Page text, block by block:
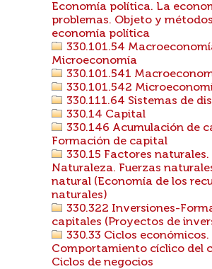
Economía política. La
problemas. Objeto y
economía política
330.101.54
Microeconomía
330.101.541
330.101.542
330.111.64 Sistemas de
330.14 Capital
330.146 Acumulación de
Formación de capital
330.15 Factores naturales.
Naturaleza. Fuerzas
natural (Economía de los
naturales)
330.322 Inversiones-
capitales (Proyectos de
330.33 Ciclos económicos.
Comportamiento cíclico del
Ciclos de negocios